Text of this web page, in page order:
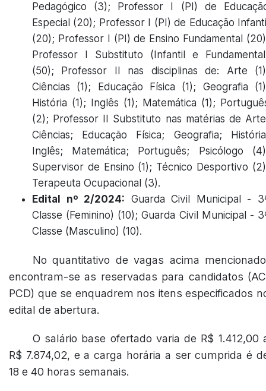
Pedagógico (3); Professor I (PI) de
Especial (20); Professor I (PI) de Educação
(20); Professor I (PI) de Ensino Fundamental
Professor I Substituto (Infantil e
(50); Professor II nas disciplinas de: Arte
Ciências (1); Educação Física (1); Geografia
História (1); Inglês (1); Matemática (1);
(2); Professor II Substituto nas matérias de
Ciências; Educação Física; Geografia;
Inglês; Matemática; Português; Psicólogo
Supervisor de Ensino (1); Técnico Desportivo
Terapeuta Ocupacional (3).
Edital nº 2/2024: Guarda Civil Municipal -
Classe (Feminino) (10); Guarda Civil Municipal -
Classe (Masculino) (10).
No quantitativo de vagas acima
encontram-se as reservadas para candidatos
PCD) que se enquadrem nos itens especificados
edital de abertura.
O salário base ofertado varia de R$ 1.412,00
R$ 7.874,02, e a carga horária a ser cumprida é
18 e 40 horas semanais.